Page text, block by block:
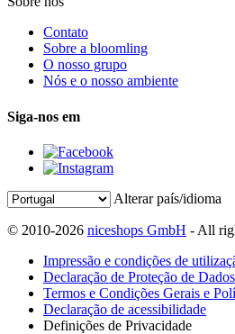
Contato
Sobre a bloomling
O nosso grupo
Nós e o nosso ambiente
Siga-nos em
Alterar país/idioma
© 2010-2026 niceshops GmbH - All
Impressão e condições de
Declaração de Proteção de Dados
Termos e Condições Gerais e
Declaração de acessibilidade
Definições de Privacidade